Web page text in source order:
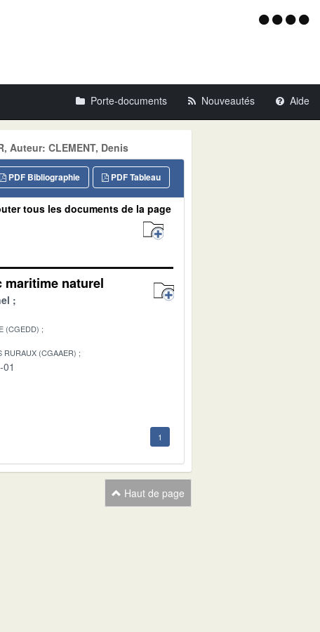
Menu
Porte-documents Nouveautés Aide
Auteur: CLEMENT, Denis
PDF Tableau
PDF Bibliographie
tous les documents de la page
maritime naturel
(CGEDD)
RURAUX (CGAAER)
1
Haut de page